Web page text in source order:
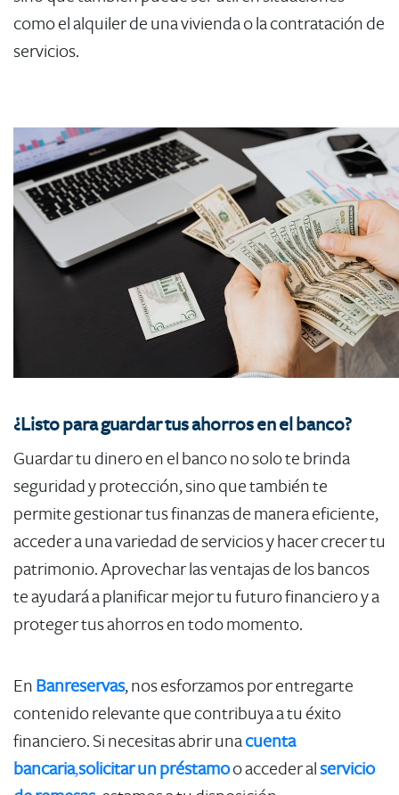
como el alquiler de una vivienda o la contratación de
servicios.
¿Listo para guardar tus ahorros en el banco?
Guardar tu dinero en el banco no solo te brinda
seguridad y protección, sino que también te
permite gestionar tus finanzas de manera eficiente,
acceder a una variedad de servicios y hacer crecer tu
patrimonio. Aprovechar las ventajas de los bancos
te ayudará a planificar mejor tu futuro financiero y a
proteger tus ahorros en todo momento.
En Banreservas, nos esforzamos por entregarte
contenido relevante que contribuya a tu éxito
financiero. Si necesitas abrir unacuenta
bancaria,solicitar un préstamoo acceder alservicio